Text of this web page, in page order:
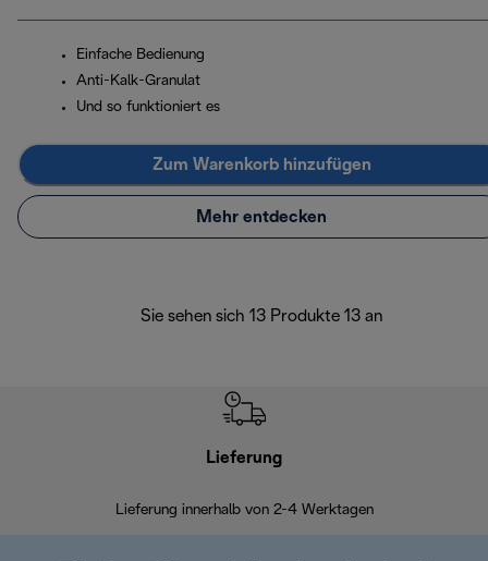
Einfache Bedienung
Anti-Kalk-Granulat
Und so funktioniert es
Zum Warenkorb hinzufügen
Mehr entdecken
Sie sehen sich 13 Produkte 13 an
Lieferung
Lieferung innerhalb von 2-4 Werktagen